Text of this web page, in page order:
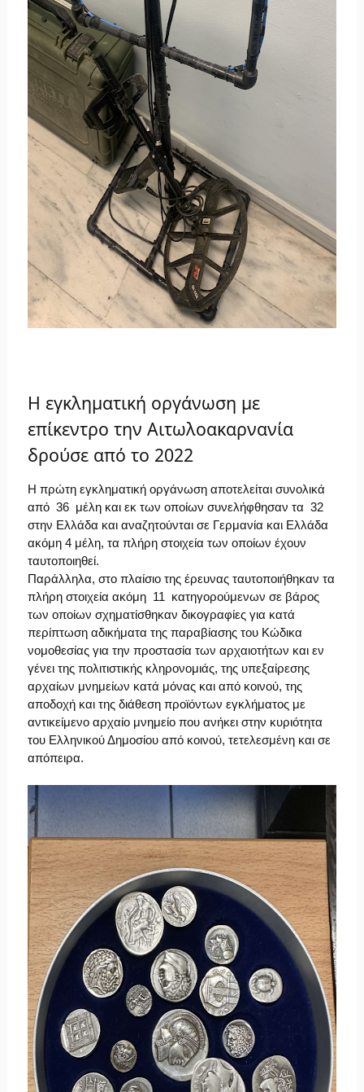
Η εγκληματική οργάνωση με
επίκεντρο την Αιτωλοακαρνανία
δρούσε από το 2022
Η πρώτη εγκληματική οργάνωση αποτελείται συνολικά
από 36 μέλη και εκ των οποίων συνελήφθησαν τα 32
στην Ελλάδα και αναζητούνται σε Γερμανία και Ελλάδα
ακόμη 4 μέλη, τα πλήρη στοιχεία των οποίων έχουν
ταυτοποιηθεί.
Παράλληλα, στο πλαίσιο της έρευνας ταυτοποιήθηκαν τα
πλήρη στοιχεία ακόμη 11 κατηγορούμενων σε βάρος
των οποίων σχηματίσθηκαν δικογραφίες για κατά
περίπτωση αδικήματα της παραβίασης του Κώδικα
νομοθεσίας για την προστασία των αρχαιοτήτων και εν
γένει της πολιτιστικής κληρονομιάς, της υπεξαίρεσης
αρχαίων μνημείων κατά μόνας και από κοινού, της
αποδοχή και της διάθεση προϊόντων εγκλήματος με
αντικείμενο αρχαίο μνημείο που ανήκει στην κυριότητα
του Ελληνικού Δημοσίου από κοινού, τετελεσμένη και σε
απόπειρα.